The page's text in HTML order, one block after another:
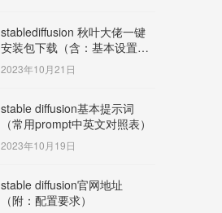
stablediffusion 秋叶大佬一键
安装包下载（含：基本设置说
明）
2023年10月21日
stable diffusion基本提示词
（常用prompt中英文对照表）
2023年10月19日
stable diffusion官网地址
（附：配置要求）